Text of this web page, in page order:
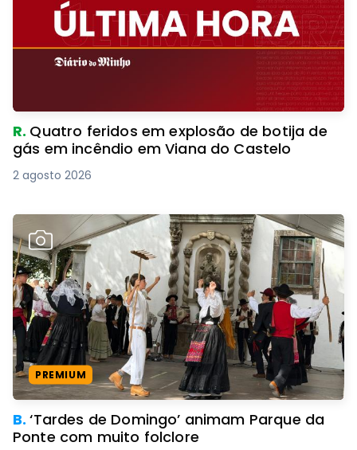
R. Quatro feridos em explosão de botija de
gás em incêndio em Viana do Castelo
2 agosto 2026
PREMIUM
B.‘Tardes de Domingo’ animam Parque da
Ponte com muito folclore